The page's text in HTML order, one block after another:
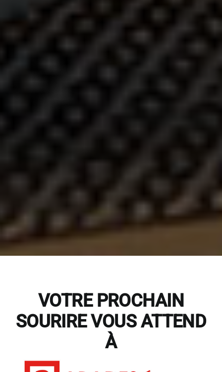
VOTRE PROCHAIN
SOURIRE VOUS ATTEND
À